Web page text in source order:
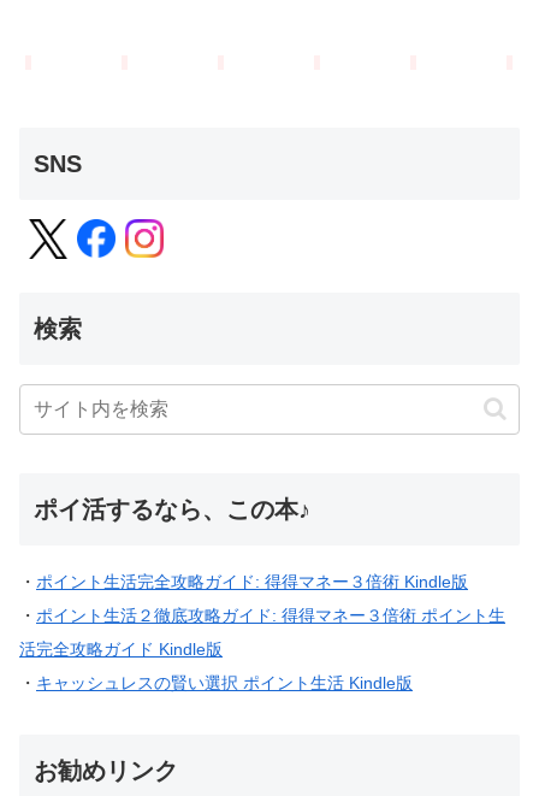
SNS
検索
ポイ活するなら、この本♪
・ ポイント生活完全攻略ガイド: 得得マネー３倍術 Kindle版
・ ポイント生活２徹底攻略ガイド: 得得マネー３倍術 ポイント生
活完全攻略ガイド Kindle版
・ キャッシュレスの賢い選択 ポイント生活 Kindle版
お勧めリンク